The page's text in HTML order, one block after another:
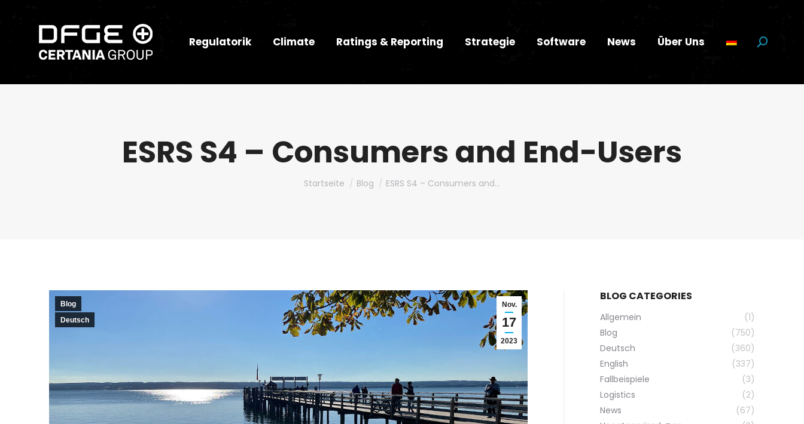
Regulatorik Climate Ratings & Reporting Strategie Software News Über Uns Suchen:
ESRS S4 – Consumers and End-Users
Du bist hier:
Startseite Blog ESRS S4 – Consumers and…
Nov.
17
2023
Blog
Deutsch
BLOG CATEGORIES
Allgemein
(1)
Blog
(750)
Deutsch
(360)
English
(337)
Fallbeispiele
(3)
Logistics
(2)
News
(67)